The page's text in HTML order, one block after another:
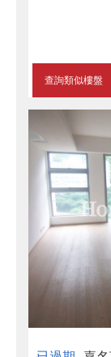
查詢類似樓盤